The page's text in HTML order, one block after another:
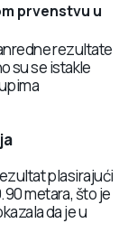
prvenstvu u
rezultate
su se istakle
plasirajući
metara, što je
da je u